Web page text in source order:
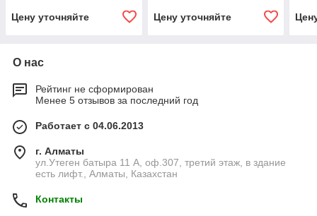
Цену уточняйте Цену уточняйте
О нас
Рейтинг не сформирован
Менее 5 отзывов за последний год
Работает с 04.06.2013
г. Алматы
ул.Утеген батыра 11 А, оф.307, третий этаж, в здание
есть лифт., Алматы, Казахстан
Контакты